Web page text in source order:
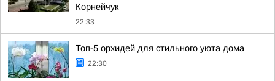
Корнейчук
22:33
Топ-5 орхидей для стильного уюта дома
22:30